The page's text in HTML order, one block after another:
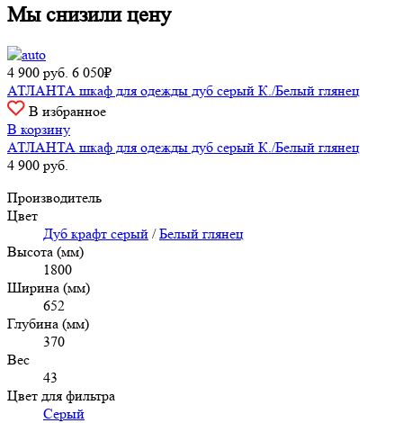
Мы снизили цену
4 900 руб. 6 050₽
АТЛАНТА шкаф для одежды дуб серый К./Белый глянец
В избранное
В корзину
АТЛАНТА шкаф для одежды дуб серый К./Белый глянец
4 900 руб.
Производитель
Цвет
Дуб крафт серый /Белый глянец
Высота (мм)
1800
Ширина (мм)
652
Глубина (мм)
370
Вес
43
Цвет для фильтра
Серый